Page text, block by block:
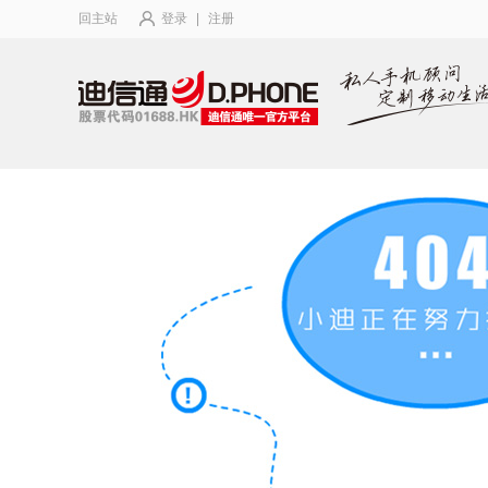
回主站 登录 注册